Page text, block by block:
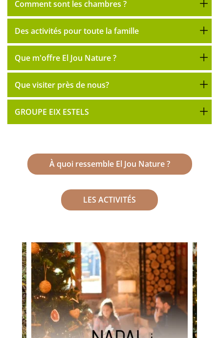
Comment sont les chambres ?
Des activités pour toute la famille
Que m'offre El Jou Nature ?
Que visiter près de nous?
GROUPE EIX ESTELS
À quoi ressemble El Jou Nature ?
LES ACTIVITÉS